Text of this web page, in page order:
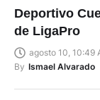
Deportivo
de LigaPro
agosto 10, 10:49
By Ismael Alvarado